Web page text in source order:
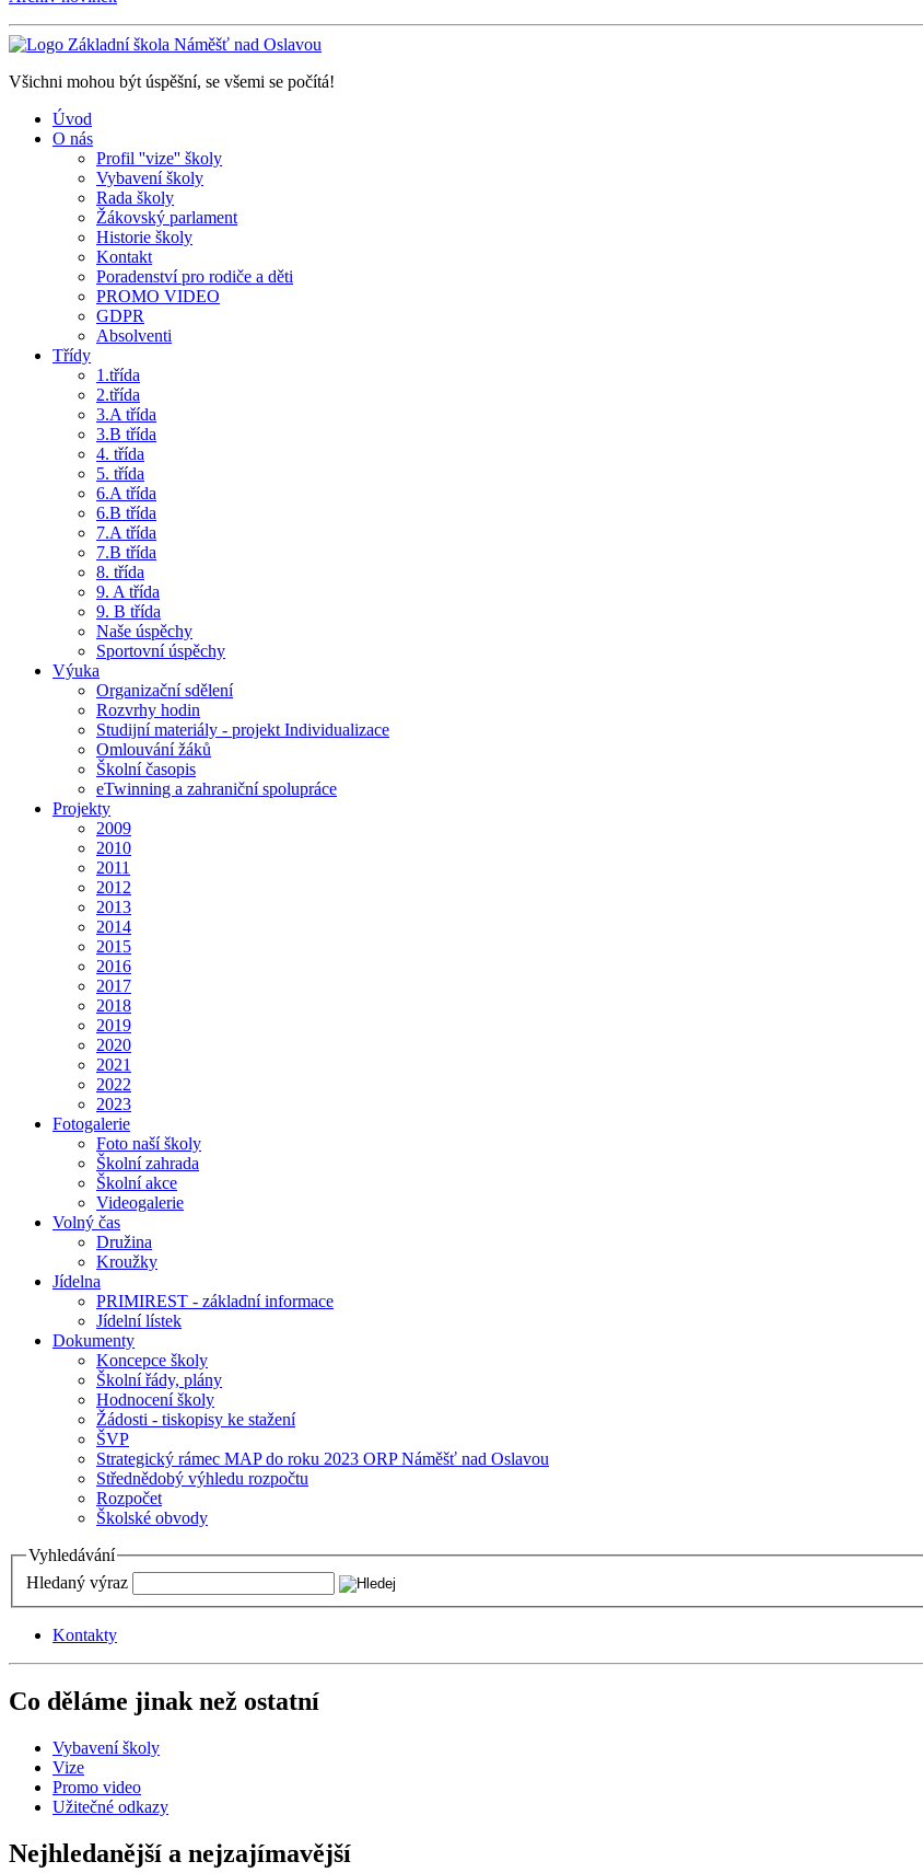
Všichni mohou být úspěšní, se všemi se počítá!
Úvod
O nás
Profil ''vize'' školy
Vybavení školy
Rada školy
Žákovský parlament
Historie školy
Kontakt
Poradenství pro rodiče a děti
PROMO VIDEO
GDPR
Absolventi
Třídy
1.třída
2.třída
3.A třída
3.B třída
4. třída
5. třída
6.A třída
6.B třída
7.A třída
7.B třída
8. třída
9. A třída
9. B třída
Naše úspěchy
Sportovní úspěchy
Výuka
Organizační sdělení
Rozvrhy hodin
Studijní materiály - projekt Individualizace
Omlouvání žáků
Školní časopis
eTwinning a zahraniční spolupráce
Projekty
2009
2010
2011
2012
2013
2014
2015
2016
2017
2018
2019
2020
2021
2022
2023
Fotogalerie
Foto naší školy
Školní zahrada
Školní akce
Videogalerie
Volný čas
Družina
Kroužky
Jídelna
PRIMIREST - základní informace
Jídelní lístek
Dokumenty
Koncepce školy
Školní řády, plány
Hodnocení školy
Žádosti - tiskopisy ke stažení
ŠVP
Strategický rámec MAP do roku 2023 ORP Náměšť nad Oslavou
Střednědobý výhledu rozpočtu
Rozpočet
Školské obvody
Vyhledávání
Hledaný výraz
Kontakty
Co děláme jinak než ostatní
Vybavení školy
Vize
Promo video
Užitečné odkazy
Nejhledanější a nejzajímavější